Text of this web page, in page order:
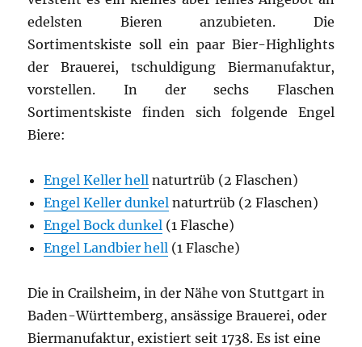
edelsten Bieren anzubieten. Die
Sortimentskiste soll ein paar Bier-Highlights
der Brauerei, tschuldigung Biermanufaktur,
vorstellen. In der sechs Flaschen
Sortimentskiste finden sich folgende Engel
Biere:
Engel Keller hell naturtrüb (2 Flaschen)
Engel Keller dunkel naturtrüb (2 Flaschen)
Engel Bock dunkel (1 Flasche)
Engel Landbier hell (1 Flasche)
Die in Crailsheim, in der Nähe von Stuttgart in
Baden-Württemberg, ansässige Brauerei, oder
Biermanufaktur, existiert seit 1738. Es ist eine